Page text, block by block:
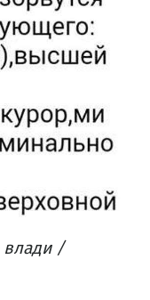
влади /